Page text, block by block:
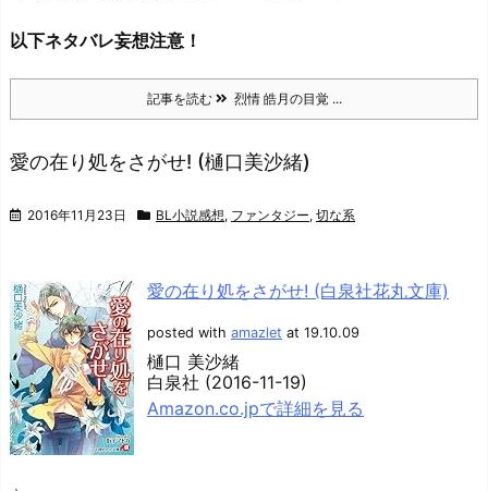
以下ネタバレ妄想注意！
記事を読む 烈情 皓月の目覚 ...
愛の在り処をさがせ! (樋口美沙緒)
2016年11月23日 BL小説感想, ファンタジー, 切な系
愛の在り処をさがせ! (白泉社花丸文庫)
posted with amazlet at 19.10.09
樋口 美沙緒
白泉社 (2016-11-19)
Amazon.co.jpで詳細を見る